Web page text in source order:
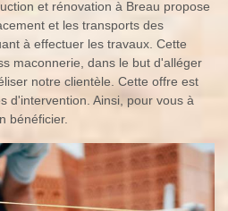
et rénovation à Breau propose
et les transports des
à effectuer les travaux. Cette
maconnerie, dans le but d'alléger
notre clientèle. Cette offre est
d'intervention. Ainsi, pour vous à
bénéficier.